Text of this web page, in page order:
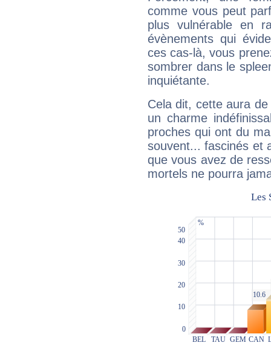
comme vous peut
plus vulnérable en
évènements qui
ces cas-là, vous
sombrer dans le
inquiétante.
Cela dit, cette aura
un charme
proches qui ont du
souvent... fascinés et
que vous avez de
mortels ne pourra